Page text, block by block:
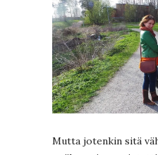
Mutta jotenkin sitä